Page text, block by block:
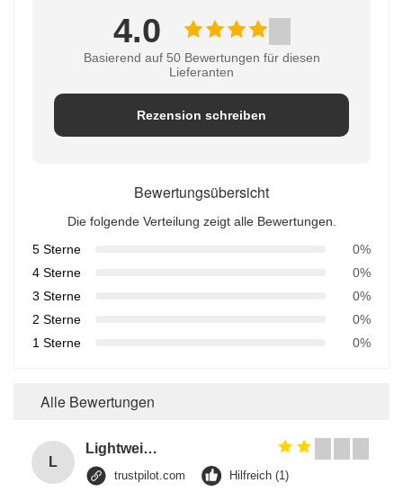
4.0
Basierend auf 50 Bewertungen für diesen
Lieferanten
Rezension schreiben
Bewertungsübersicht
Die folgende Verteilung zeigt alle Bewertungen.
5 Sterne
0%
4 Sterne
0%
3 Sterne
0%
2 Sterne
0%
1 Sterne
0%
Alle Bewertungen
L
Lightweight 100% Cotton Fabrics Toy / Suit / Curtain Lining Fabric
trustpilot.com Hilfreich (1)